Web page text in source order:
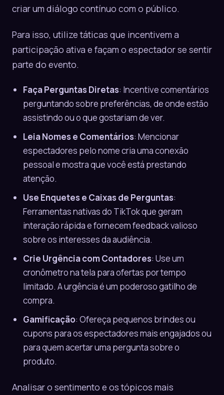
criar um diálogo contínuo com o público.
Para isso, utilize táticas que incentivem a
participação ativa e façam o espectador se sentir
parte do evento.
Faça Perguntas Diretas: Incentive comentários
perguntando sobre preferências, de onde estão
assistindo ou o que gostariam de ver.
Leia Nomes e Comentários: Mencionar
espectadores pelo nome cria uma conexão
pessoal e mostra que você está prestando
atenção.
Use Enquetes e Caixas de Perguntas:
Ferramentas nativas do TikTok que geram
interação rápida e fornecem feedback valioso
sobre os interesses da audiência.
Crie Urgência com Contadores: Use um
cronômetro na tela para ofertas por tempo
limitado. A urgência é um poderoso gatilho de
compra.
Gamificação: Ofereça pequenos brindes ou
cupons para os espectadores mais engajados ou
para quem acertar uma pergunta sobre o
produto.
Analisar o sentimento e os tópicos mais